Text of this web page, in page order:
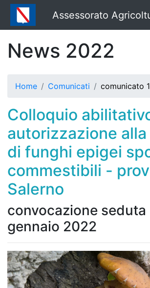
Assessorato
News 2022
Home Comunicati comunicato
Colloquio
autorizzazione
di funghi epigei
commestibili -
Salerno
convocazione seduta
gennaio 2022